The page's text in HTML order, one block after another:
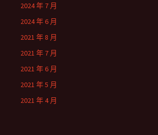
2024 年 7 月
2024 年 6 月
2021 年 8 月
2021 年 7 月
2021 年 6 月
2021 年 5 月
2021 年 4 月